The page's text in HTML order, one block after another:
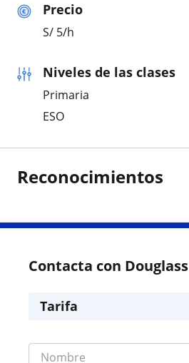
Precio
S/ 5/h
Niveles de las clases
Primaria
ESO
Reconocimientos
Contacta con Douglass
Tarifa